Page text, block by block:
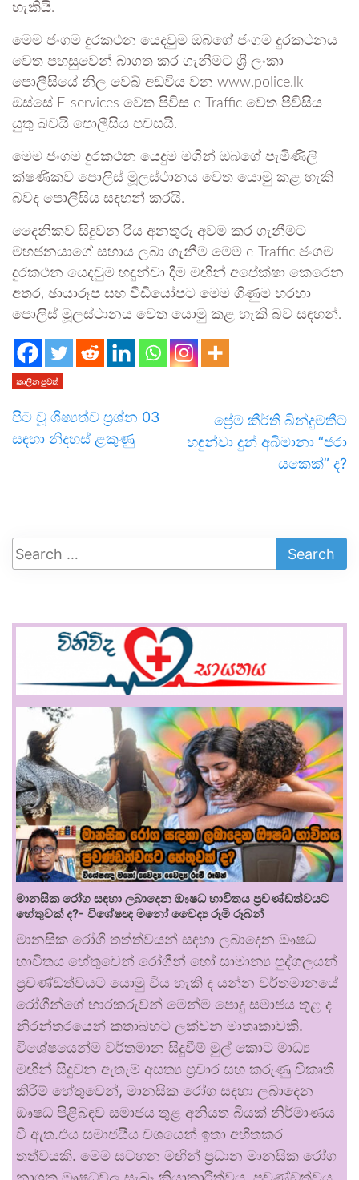
හැකියි.
මෙම ජංගම දුරකථන යෙදවුම ඔබගේ ජංගම දුරකථනය
වෙත පහසුවෙන් බාගත කර ගැනීමට ශ්‍රී ලංකා
පොලීසියේ නිල වෙබ් අඩවිය වන www.police.lk
ඔස්සේ E-services වෙත පිවිස e-Traffic වෙත පිවිසිය
යුතු බවයි පොලීසිය පවසයි.
මෙම ජංගම දුරකථන යෙදුම මගින් ඔබගේ පැමිණිලි
ක්ෂණිකව පොලිස් මූලස්ථානය වෙත යොමු කළ හැකි
බවද පොලීසිය සඳහන් කරයි.
දෛනිකව සිදුවන රිය අනතුරු අවම කර ගැනීමට
මහජනයාගේ සහාය ලබා ගැනීම මෙම e-Traffic ජංගම
දුරකථන යෙදවුම හඳුන්වා දීම මඟින් අපේක්ෂා කෙරෙන
අතර, ඡායාරූප සහ වීඩියෝපට මෙම ගිණුම හරහා
පොලිස් මූලස්ථානය වෙත යොමු කළ හැකි බව සඳහන්.
කාලීන පුවත්
පිට වූ ශිෂ්‍යත්ව ප්‍රශ්න 03
සඳහා නිදහස් ළකුණු
ප්‍රේම කීර්ති බින්දුමතීට
හඳුන්වා දුන් අබිමානා “ජරා
යකෙක්” ද?
මානසික රෝග සඳහා ලබාදෙන ඖෂධ භාවිතය ප්‍රචණ්ඩත්වයට
හේතුවක් ද?- විශේෂඥ මනෝ වෛද්‍ය රූමි රූබන්
මානසික රෝගී තත්ත්වයන් සඳහා ලබාදෙන ඖෂධ
භාවිතය හේතුවෙන් රෝගීන් හෝ සාමාන්‍ය පුද්ගලයන්
ප්‍රචණ්ඩත්වයට යොමු විය හැකි ද යන්න වර්තමානයේ
රෝගීන්ගේ භාරකරුවන් මෙන්ම පොදු සමාජය තුළ ද
නිරන්තරයෙන් කතාබහට ලක්වන මාතෘකාවකි.
විශේෂයෙන්ම වර්තමාන සිදුවීම් මුල් කොට මාධ්‍ය
මඟින් සිදුවන ඇතැම් අසත්‍ය ප්‍රචාර සහ කරුණු විකෘති
කිරීම් හේතුවෙන්, මානසික රෝග සඳහා ලබාදෙන
ඖෂධ පිළිබඳව සමාජය තුළ අනියත බියක් නිර්මාණය
වී ඇත.එය සමාජයීය වශයෙන් ඉතා අහිතකර
තත්වයකි. මෙම සටහන මඟින් ප්‍රධාන මානසික රෝග